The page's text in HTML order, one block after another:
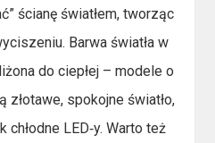
ścianę światłem, tworząc
Barwa światła w
do ciepłej – modele o
złotawe, spokojne światło,
LED‑y. Warto też